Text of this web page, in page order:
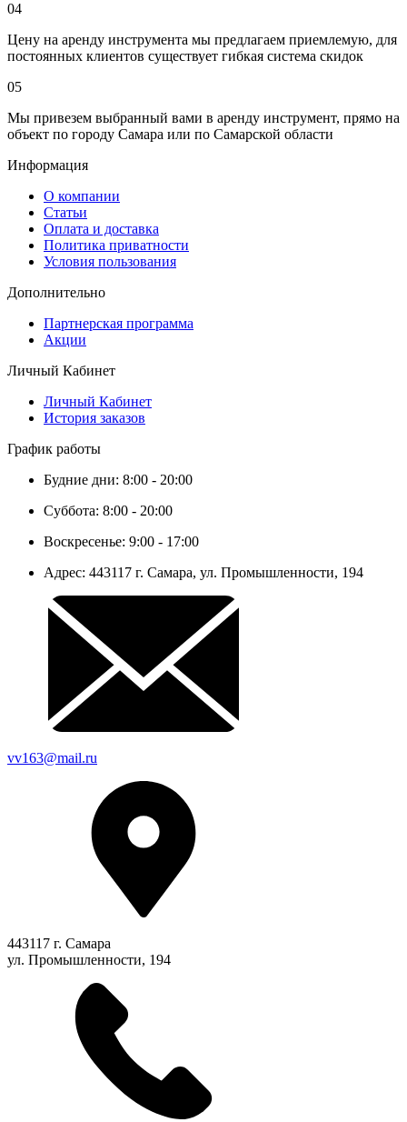
04
Цену на аренду инструмента мы предлагаем приемлемую, для
постоянных клиентов существует гибкая система скидок
05
Мы привезем выбранный вами в аренду инструмент, прямо на
объект по городу Самара или по Самарской области
Информация
О компании
Статьи
Оплата и доставка
Политика приватности
Условия пользования
Дополнительно
Партнерская программа
Акции
Личный Кабинет
Личный Кабинет
История заказов
График работы
Будние дни: 8:00 - 20:00
Суббота: 8:00 - 20:00
Воскресенье: 9:00 - 17:00
Адрес: 443117 г. Самара, ул. Промышленности, 194
vv163@mail.ru
443117 г. Самара
ул. Промышленности, 194